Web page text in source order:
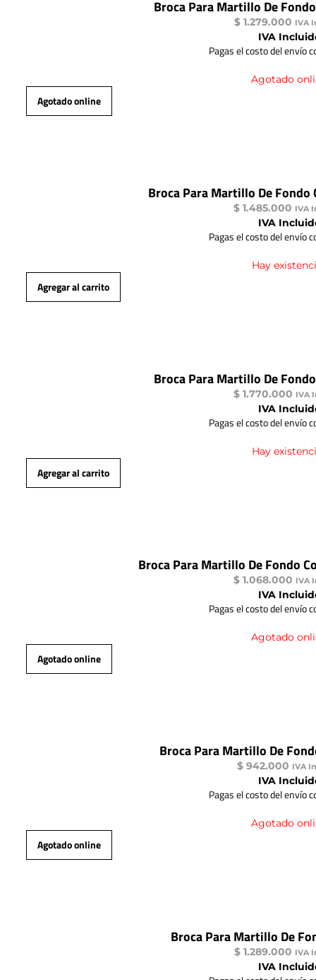
Broca Para Martillo De
$1.279.000 IVA
IVA
Pagas el costo del envío
Agotado
Agotado online
Broca Para Martillo De Fondo
$ 1.485.000 IVA
IVA
Pagas el costo del envío
Hay
Agregar al carrito
Broca Para Martillo De
$1.770.000 IVA
IVA
Pagas el costo del envío
Hay
Agregar al carrito
Broca Para Martillo De Fondo
$1.068.000 IVA
IVA
Pagas el costo del envío
Agotado
Agotado online
Broca Para Martillo De
$942.000 IVA
IVA
Pagas el costo del envío
Agotado
Agotado online
Broca Para Martillo De
$1.289.000 IVA
IVA